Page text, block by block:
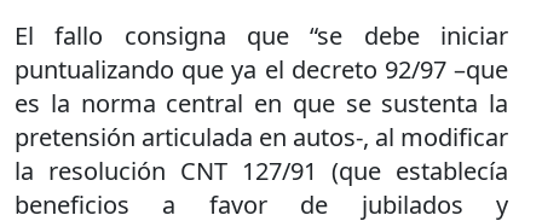
El fallo consigna que “se debe iniciar
puntualizando que ya el decreto 92/97 –que
es la norma central en que se sustenta la
pretensión articulada en autos-, al modificar
la resolución CNT 127/91 (que establecía
beneficios a favor de jubilados y